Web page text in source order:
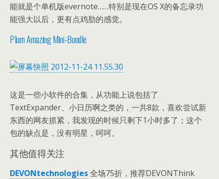
能就是个单机版evernote……特别是现在OS X的备忘录功
能强大以后，更有点鸡肋的感觉。
Plum Amazing Mini-Bundle
这是一些小软件的合集，从功能上说包括了
TextExpander、小日历啊之类的，一共8款，喜欢尝试新
东西的网友抓紧，我发现的时候只剩下1小时多了；这个
包的缺点是，没有明星，呵呵。
其他值得关注
DEVONtechnologies全场75折，推荐DEVONThink